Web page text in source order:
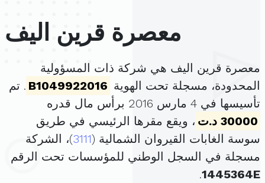
معصرة قرين اليف
معصرة قرين اليف هي شركة ذات المسؤولية
المحدودة، مسجلة تحت الهوية B1049922016 . تم
تأسيسها في 4 مارس 2016 برأس مال قدره
30000 د.ت
، ويقع مقرها الرئيسي في طريق
سوسة الغابات القيروان الشمالية (3111)، الشركة
مسجلة في السجل الوطني للمؤسسات تحت الرقم
1445364E
.